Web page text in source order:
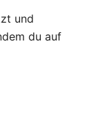
und
du auf